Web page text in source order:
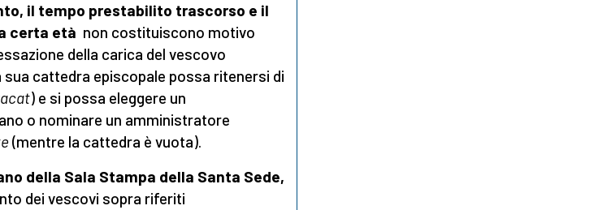
il tempo prestabilito trascorso e il
certa età non costituiscono motivo
della carica del vescovo
cattedra episcopale possa ritenersi di
) e si possa eleggere un
o nominare un amministratore
(mentre la cattedra è vuota).
della Sala Stampa della Santa Sede,
dei vescovi sopra riferiti